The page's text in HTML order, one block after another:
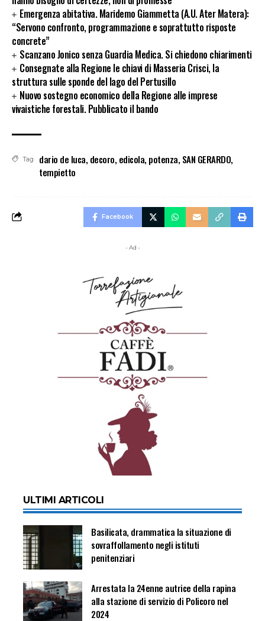
Emergenza abitativa. Maridemo Giammetta (A.U. Ater Matera):
“Servono confronto, programmazione e soprattutto risposte
concrete”
Scanzano Jonico senza Guardia Medica. Si chiedono chiarimenti
Consegnate alla Regione le chiavi di Masseria Crisci, la
struttura sulle sponde del lago del Pertusillo
Nuovo sostegno economico della Regione alle imprese
vivaistiche forestali. Pubblicato il bando
Tag dario de luca, decoro, edicola, potenza, SAN GERARDO,
tempietto
Facebook
- Ad -
ULTIMI ARTICOLI
Basilicata, drammatica la situazione di
sovraffollamento negli istituti
penitenziari
Arrestata la 24enne autrice della rapina
alla stazione di servizio di Policoro nel
2024